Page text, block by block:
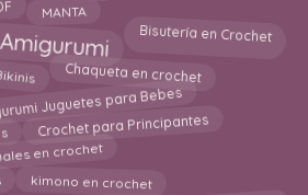
MANTA
Bisutería en Crochet
Chaqueta en crochet
Juguetes para Bebes
Crochet para Principantes
en crochet
kimono en crochet